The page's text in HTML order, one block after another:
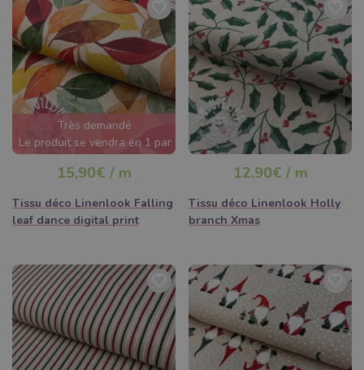
Très demandé
Le produit se vendra en 1 par
jour
15,90€ / m
Tissu déco Linenlook Falling
leaf dance digital print
12,90€ / m
Tissu déco Linenlook Holly
branch Xmas